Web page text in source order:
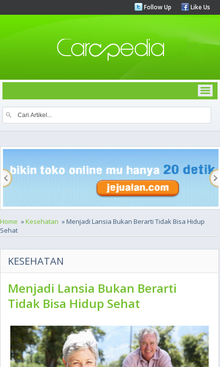
Follow Up Like Us
Home »Kesehatan » Menjadi Lansia Bukan Berarti Tidak Bisa Hidup
Sehat
KESEHATAN
Menjadi Lansia Bukan Berarti
Tidak Bisa Hidup Sehat